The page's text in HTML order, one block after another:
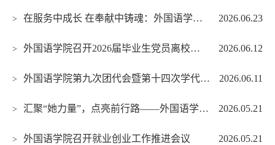
2026.06.23
> 在服务中成长 在奉献中铸魂：外国语学院“情满康园”助残志愿服务活动圆满结束
2026.06.12
> 外国语学院召开2026届毕业生党员离校教育大会
2026.06.11
> 外国语学院第九次团代会暨第十四次学代会胜利召开
2026.05.21
> 汇聚“她力量”，点亮前行路——外国语学院举办“她力量”第五期专业学习分享会
2026.05.21
> 外国语学院召开就业创业工作推进会议